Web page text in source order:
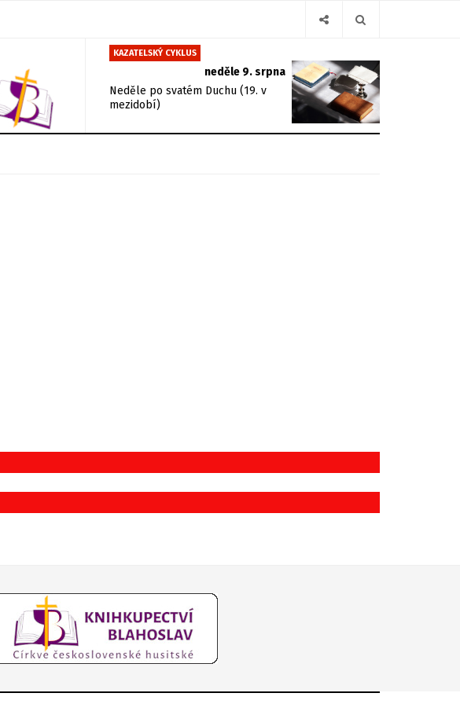
KAZATELSKÝ CYKLUS
neděle 9. srpna
Neděle po svatém Duchu (19. v
mezidobí)